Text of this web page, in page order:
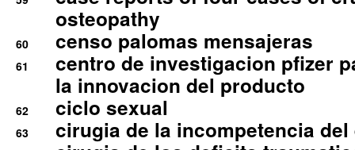
osteopathy
60 censo palomas mensajeras
61
centro de investigacion pfizer
la innovacion del producto
62 ciclo sexual
63 cirugia de la incompetencia